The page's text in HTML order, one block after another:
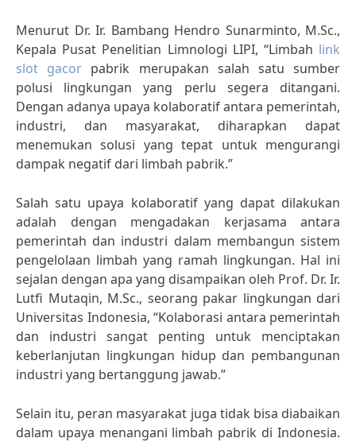
Menurut Dr. Ir. Bambang Hendro Sunarminto, M.Sc.,
Kepala Pusat Penelitian Limnologi LIPI, “Limbah link
slot gacor pabrik merupakan salah satu sumber
polusi lingkungan yang perlu segera ditangani.
Dengan adanya upaya kolaboratif antara pemerintah,
industri, dan masyarakat, diharapkan dapat
menemukan solusi yang tepat untuk mengurangi
dampak negatif dari limbah pabrik.”
Salah satu upaya kolaboratif yang dapat dilakukan
adalah dengan mengadakan kerjasama antara
pemerintah dan industri dalam membangun sistem
pengelolaan limbah yang ramah lingkungan. Hal ini
sejalan dengan apa yang disampaikan oleh Prof. Dr. Ir.
Lutfi Mutaqin, M.Sc., seorang pakar lingkungan dari
Universitas Indonesia, “Kolaborasi antara pemerintah
dan industri sangat penting untuk menciptakan
keberlanjutan lingkungan hidup dan pembangunan
industri yang bertanggung jawab.”
Selain itu, peran masyarakat juga tidak bisa diabaikan
dalam upaya menangani limbah pabrik di Indonesia.